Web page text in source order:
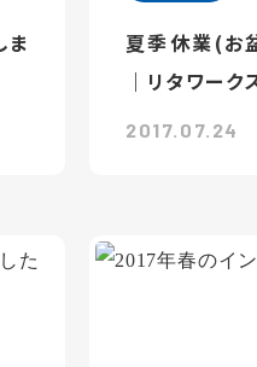
ま
夏季休業(お
｜リタワーク
2017.07.24